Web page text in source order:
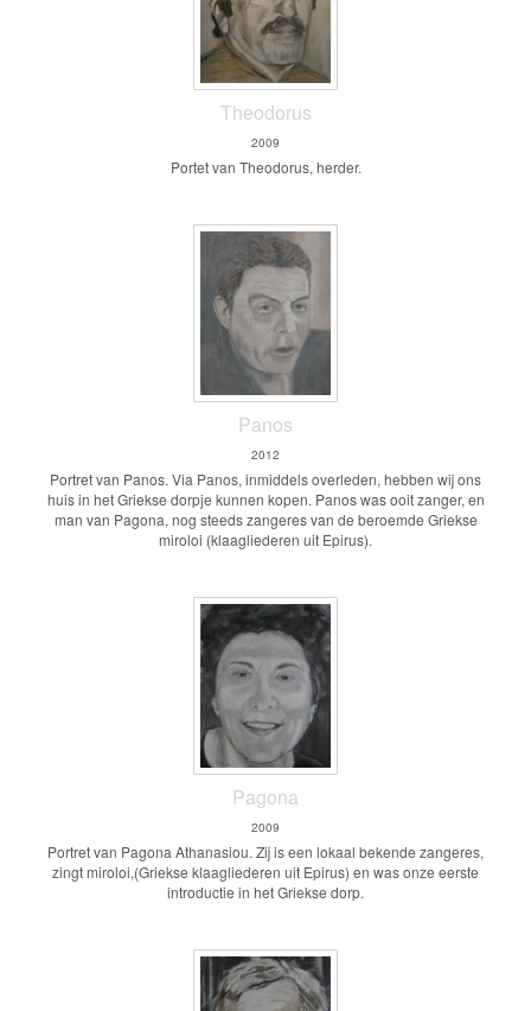
Theodorus
2009
Portet van Theodorus, herder.
Panos
2012
Portret van Panos. Via Panos, inmiddels overleden, hebben wij ons
huis in het Griekse dorpje kunnen kopen. Panos was ooit zanger, en
man van Pagona, nog steeds zangeres van de beroemde Griekse
miroloi (klaagliederen uit Epirus).
Pagona
2009
Portret van Pagona Athanasiou. Zij is een lokaal bekende zangeres,
zingt miroloi,(Griekse klaagliederen uit Epirus) en was onze eerste
introductie in het Griekse dorp.